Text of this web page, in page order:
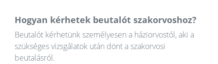
Hogyan kérhetek beutalót szakorvoshoz?
Beutalót kérhetünk személyesen a háziorvostól, aki a
szükséges vizsgálatok után dönt a szakorvosi
beutalásról.